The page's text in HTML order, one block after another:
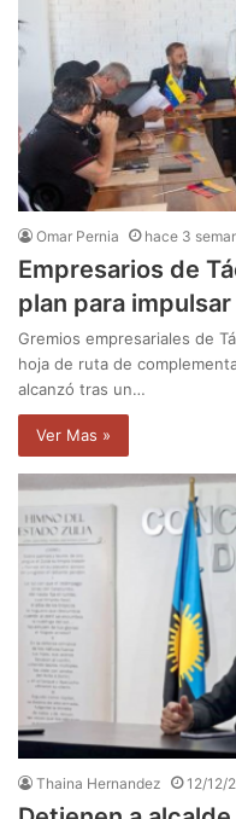
Omar Pernia hace 3
Empresarios de
plan para
Gremios empresariales de
hoja de ruta de
alcanzó tras un…
Ver Mas »
Thaina Hernandez 12/12/